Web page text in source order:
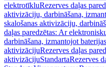
elektrotīkluRezerves daļas
aktivizāciju, darbināšana,
skalošanas aktivizāciju,
daļas paredzētas: Ar
darbināšana, izmantojot baterijas
aktivizācijuRezerves daļas
aktivizācijuStandartaRezerves